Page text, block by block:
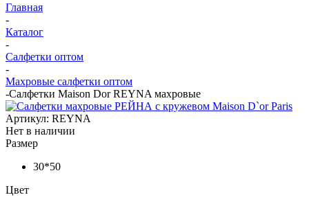
Главная
-
Каталог
-
Салфетки оптом
-
Махровые салфетки оптом
-Салфетки Maison Dor REYNA махровые
Артикул: REYNA
Нет в наличии
Размер
30*50
Цвет